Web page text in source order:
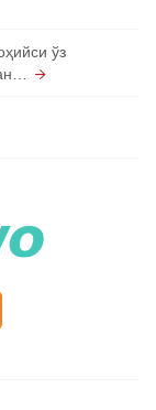
ўз